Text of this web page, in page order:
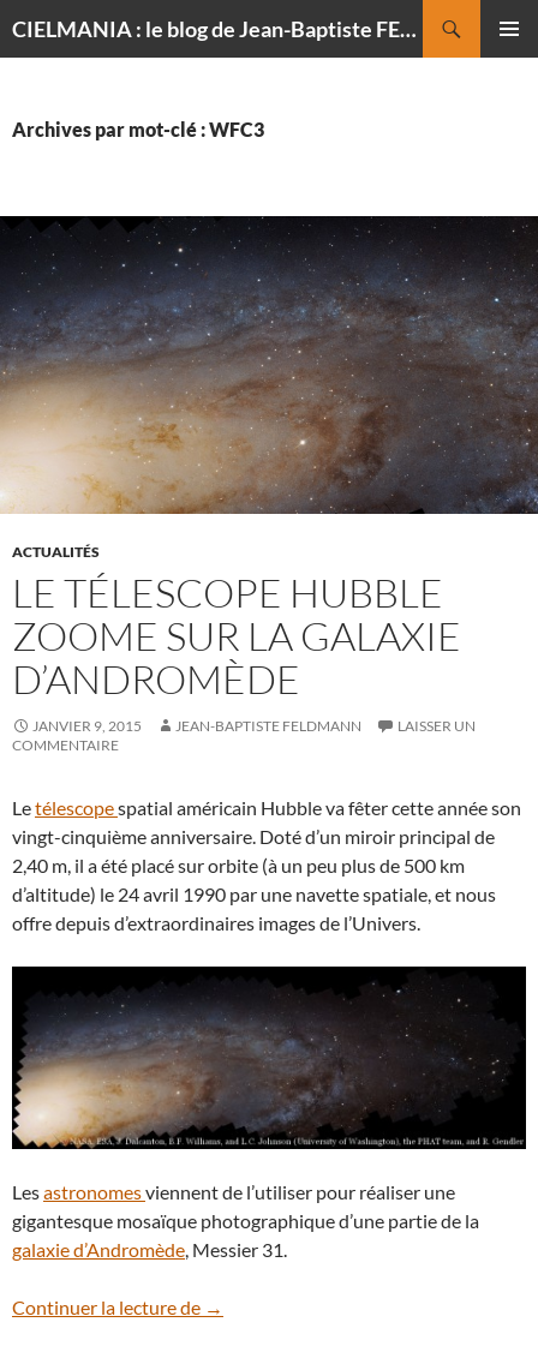
CIELMANIA : le blog de Jean-Baptiste FELDMANN, photographe du ciel
Archives par mot-clé : WFC3
ACTUALITÉS
LE TÉLESCOPE HUBBLE
ZOOME SUR LA GALAXIE
D’ANDROMÈDE
JANVIER 9, 2015 JEAN-BAPTISTE FELDMANN
LAISSER UN
COMMENTAIRE
Letélescopespatial américain Hubble va fêter cette année son
vingt-cinquième anniversaire. Doté d’un miroir principal de
2,40 m, il a été placé sur orbite (à un peu plus de 500 km
d’altitude) le 24 avril 1990 par une navette spatiale, et nous
offre depuis d’extraordinaires images de l’Univers.
Lesastronomesviennent de l’utiliser pour réaliser une
gigantesque mosaïque photographique d’une partie de la
galaxie d’Andromède, Messier 31.
Continuer la lecture de Le télescope Hubble zoome sur la
→